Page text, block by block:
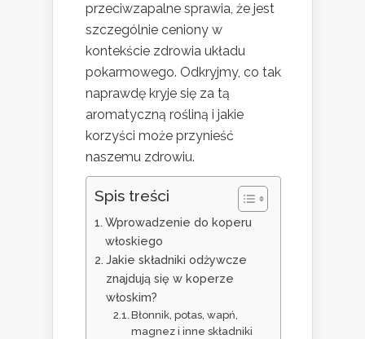
przeciwzapalne sprawia, że jest
szczególnie ceniony w
kontekście zdrowia układu
pokarmowego. Odkryjmy, co tak
naprawdę kryje się za tą
aromatyczną rośliną i jakie
korzyści może przynieść
naszemu zdrowiu.
Spis treści
Wprowadzenie do koperu
włoskiego
Jakie składniki odżywcze
znajdują się w koperze
włoskim?
Błonnik, potas, wapń,
magnez i inne składniki